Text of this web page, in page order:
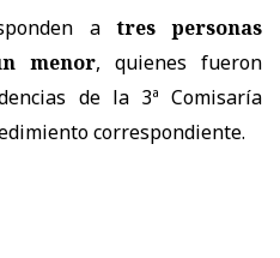
a tres personas
menor, quienes fueron
de la 3ª Comisaría
correspondiente.